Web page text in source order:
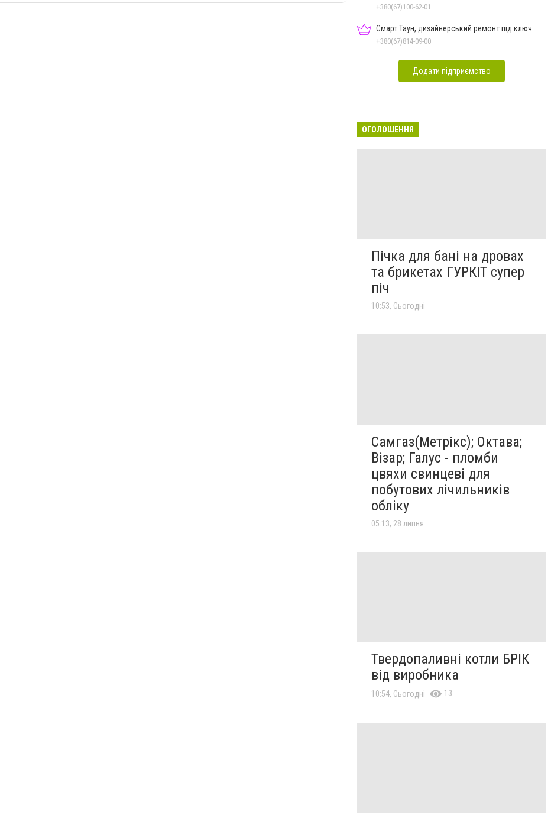
+380(67)100-62-01
Смарт Таун, дизайнерський ремонт під ключ
+380(67)814-09-00
Додати підприємство
ОГОЛОШЕННЯ
Пічка для бані на дровах
та брикетах ГУРКІТ супер
піч
10:53, Сьогодні
Самгаз(Метрікс); Октава;
Візар; Галус - пломби
цвяхи свинцеві для
побутових лічильників
обліку
05:13, 28 липня
Твердопаливні котли БРІК
від виробника
10:54, Сьогодні 13